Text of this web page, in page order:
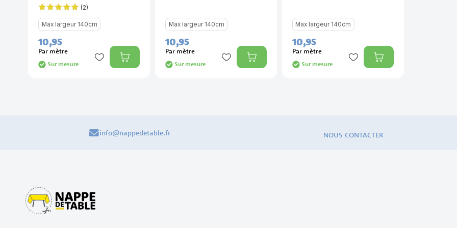
Évaluation: (2)
Max largeur 140cm
10,95
Par mètre
Sur mesure
Max largeur 140cm
10,95
Par mètre
Sur mesure
Max largeur 140cm
10,95
Par mètre
Sur mesure
info@nappedetable.fr NOUS CONTACTER